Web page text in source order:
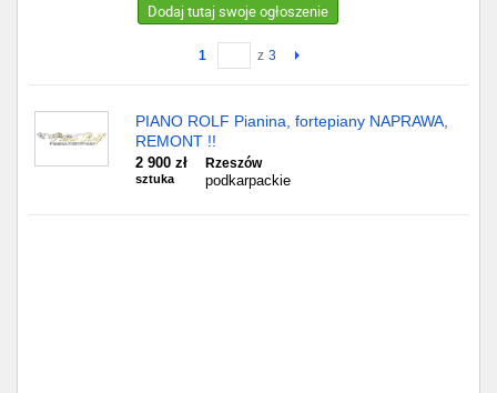
Dodaj tutaj swoje ogłoszenie
1 z 3
PIANO ROLF Pianina, fortepiany NAPRAWA,
REMONT !!
2 900 zł
sztuka
Rzeszów
podkarpackie
Chorzów
Lublin